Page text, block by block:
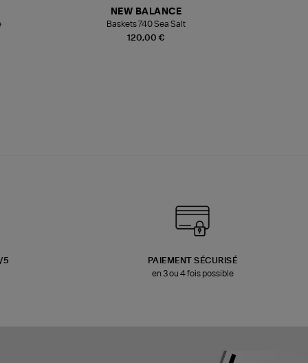
120,00 €
NEW BALANCE
Baskets 740 Sea Salt
5
PAIEMENT SÉCURISÉ
en 3 ou 4 fois possible